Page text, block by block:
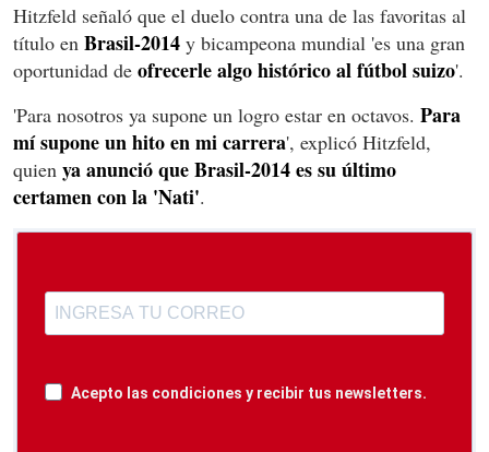
Hitzfeld señaló que el duelo contra una de las favoritas al
título en Brasil-2014 y bicampeona mundial 'es una gran
oportunidad de ofrecerle algo histórico al fútbol suizo'.
'Para nosotros ya supone un logro estar en octavos. Para
mí supone un hito en mi carrera', explicó Hitzfeld,
quien ya anunció que Brasil-2014 es su último
certamen con la 'Nati'.
Acepto las condiciones y recibir tus newsletters.